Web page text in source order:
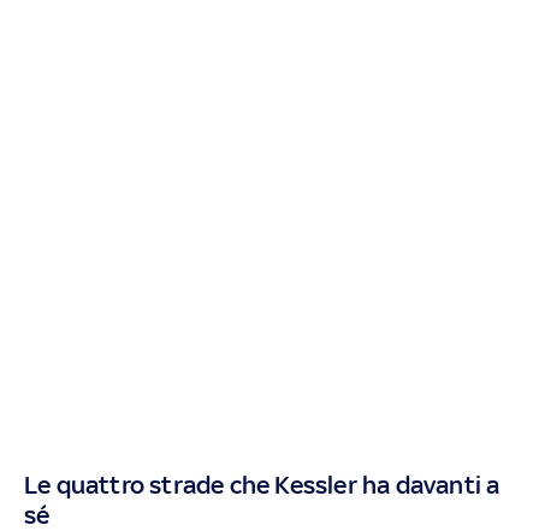
Le quattro strade che Kessler ha davanti a
sé